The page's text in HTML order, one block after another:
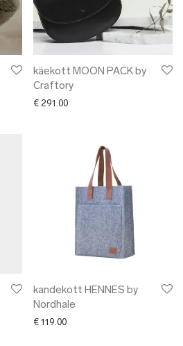
käekott MOON PACK by
Craftory
€ 291.00
kandekott HENNES by
Nordhale
€ 119.00